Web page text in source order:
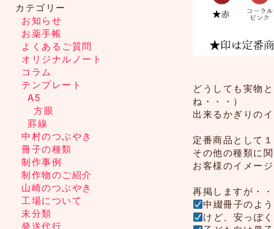
どうしても実物
ね・・・）
出来るかぎりの
定番商品として
その他の種類に
お客様のイメー
再掲しますが・
中綴冊子のよ
けど、安っぽ
カテゴリー
お知らせ
お薬手帳
よくあるご質問
オリジナルノート
コラム
テンプレート
A5
方眼
罫線
中村のつぶやき
冊子の種類
制作事例
制作物のご紹介
山崎のつぶやき
工場について
未分類
発送代行